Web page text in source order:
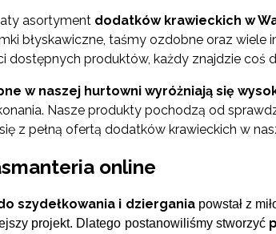
asortyment dodatków krawieckich w
błyskawiczne, taśmy ozdobne oraz
dostępnych produktów, każdy znajdzie coś
w naszej hurtowni wyróżniają się
Nasze produkty pochodzą od
z pełną ofertą dodatków krawieckich w
online
szydełkowania i dzierganiapowstał z
projekt. Dlatego postanowiliśmy stworzyć